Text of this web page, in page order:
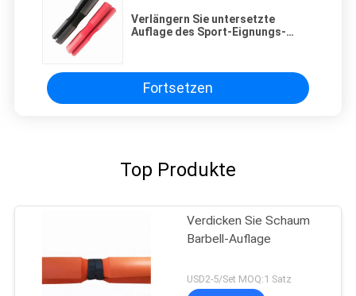
Verlängern Sie untersetzte
Auflage des Sport-Eignungs-
Fortsetzen
Top Produkte
Verdicken Sie Schaum
Barbell-Auflage
USD2-5/Set MOQ:1 Satz